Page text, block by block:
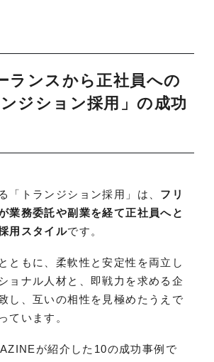
ランスから正社員への
ジション採用」の成功
「トランジション採用」は、 フリ
業務委託や副業を経て正社員へと
用スタイルです。
ともに、柔軟性と安定性を両立し
ョナル人材と、即戦力を求める企
し、互いの相性を見極めたうえで
ています。
が紹介した10の成功事例で